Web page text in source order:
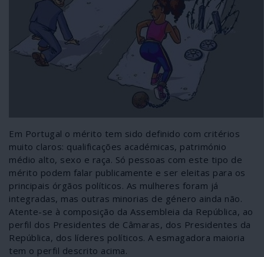
Em Portugal o mérito tem sido definido com critérios
muito claros: qualificações académicas, património
médio alto, sexo e raça. Só pessoas com este tipo de
mérito podem falar publicamente e ser eleitas para os
principais órgãos políticos. As mulheres foram já
integradas, mas outras minorias de género ainda não.
Atente-se à composição da Assembleia da República, ao
perfil dos Presidentes de Câmaras, dos Presidentes da
República, dos líderes políticos. A esmagadora maioria
tem o perfil descrito acima.